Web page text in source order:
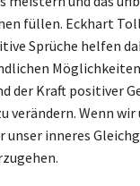
füllen. Eckhart
Sprüche helfen
Kraft positiver
verändern. Wenn
inneres